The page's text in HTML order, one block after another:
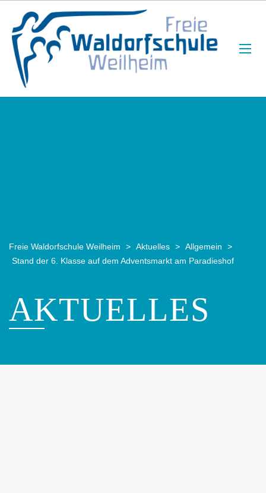
Freie Waldorfschule Weilheim > Aktuelles > Allgemein
>
Stand der 6. Klasse auf dem Adventsmarkt am Paradieshof
AKTUELLES